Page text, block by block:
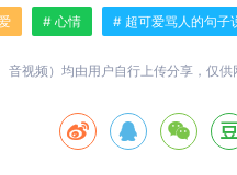
# 心情 # 超可爱骂人的句子
音视频）均由用户自行上传分享，仅